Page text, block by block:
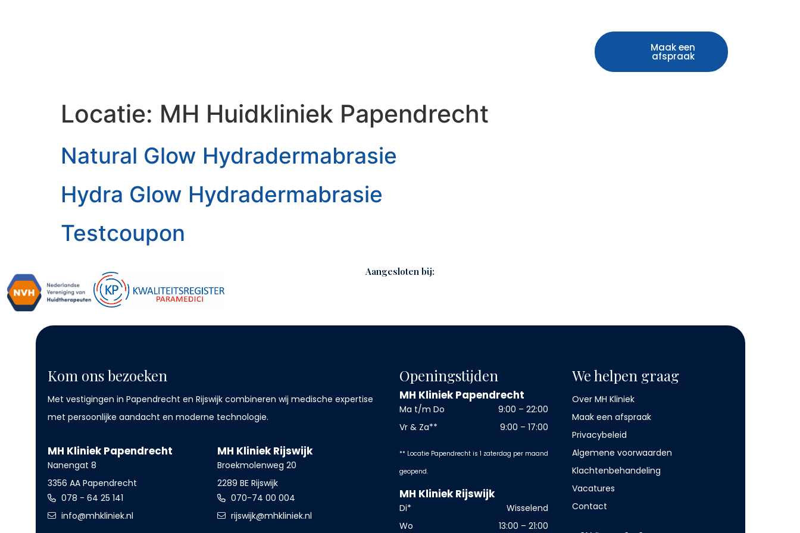
Maak een
afspraak
Locatie: MH Huidkliniek Papendrecht
Natural Glow Hydradermabrasie
Hydra Glow Hydradermabrasie
Testcoupon
Aangesloten bij:
Kom ons bezoeken
Met vestigingen in Papendrecht en Rijswijk combineren wij medische expertise
met persoonlijke aandacht en moderne technologie.
MH Kliniek Papendrecht
Nanengat 8
3356 AA Papendrecht
078 - 64 25 141
info@mhkliniek.nl
MH Kliniek Rijswijk
Broekmolenweg 20
2289 BE Rijswijk
070-74 00 004
rijswijk@mhkliniek.nl
Openingstijden
MH Kliniek Papendrecht
Ma t/m Do
9:00 – 22:00
Vr & Za**
9:00 – 17:00
** Locatie Papendrecht is 1 zaterdag per maand
geopend.
MH Kliniek Rijswijk
Di*
Wisselend
Wo
13:00 – 21:00
We helpen graag
Over MH Kliniek
Maak een afspraak
Privacybeleid
Algemene voorwaarden
Klachtenbehandeling
Vacatures
Contact